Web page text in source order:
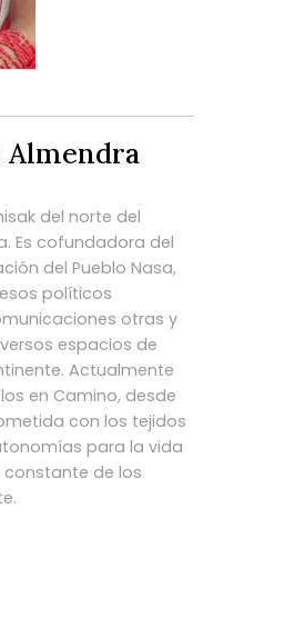
Almendra
del norte del
Es cofundadora del
del Pueblo Nasa,
políticos
otras y
espacios de
Actualmente
en Camino, desde
con los tejidos
para la vida
de los